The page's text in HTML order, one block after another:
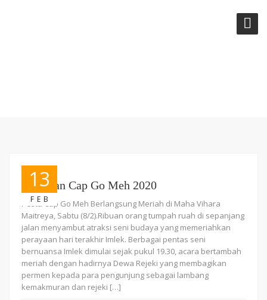
13
FEB
Perayaan Cap Go Meh 2020
Pesta Cap Go Meh Berlangsung Meriah di Maha Vihara
Maitreya, Sabtu (8/2).Ribuan orang tumpah ruah di sepanjang
jalan menyambut atraksi seni budaya yang memeriahkan
perayaan hari terakhir Imlek. Berbagai pentas seni
bernuansa Imlek dimulai sejak pukul 19.30, acara bertambah
meriah dengan hadirnya Dewa Rejeki yang membagikan
permen kepada para pengunjung sebagai lambang
kemakmuran dan rejeki […]